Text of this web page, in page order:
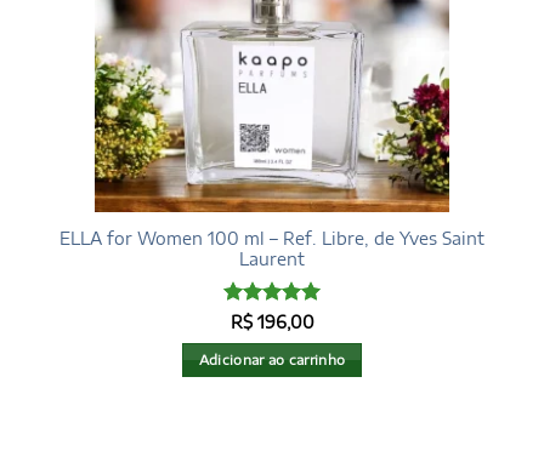
ELLA for Women 100 ml – Ref. Libre, de Yves Saint
Laurent
Avaliação5
de 5
R$196,00
Adicionar ao carrinho